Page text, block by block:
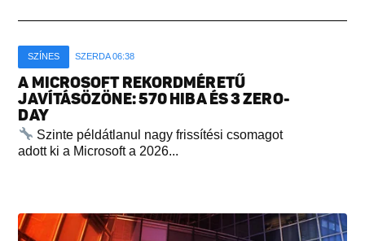
SZÍNES SZERDA 06:38
A MICROSOFT REKORDMÉRETŰ
JAVÍTÁSÖZÖNE: 570 HIBA ÉS 3 ZERO-
DAY
Szinte példátlanul nagy frissítési csomagot
adott ki a Microsoft a 2026...